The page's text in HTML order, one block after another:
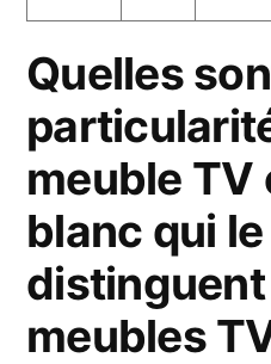
Quelles
meuble TV
blanc qui le
meubles